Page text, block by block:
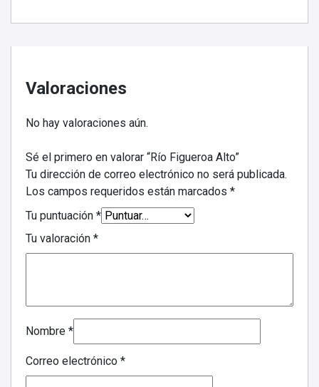
Valoraciones
No hay valoraciones aún.
Sé el primero en valorar “Río Figueroa Alto”
Tu dirección de correo electrónico no será publicada.
Los campos requeridos están marcados *
Tu puntuación *
Tu valoración *
Nombre *
Correo electrónico *